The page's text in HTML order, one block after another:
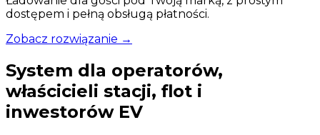
dostępem i pełną obsługą płatności.
Zobacz rozwiązanie →
System dla operatorów,
właścicieli stacji, flot i
inwestorów EV